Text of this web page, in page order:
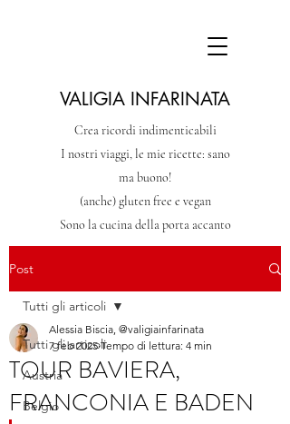
VALIGIA INFARINATA
Crea ricordi indimenticabili
I nostri viaggi, le mie ricette: sano
ma buono!
(anche) gluten free e vegan
Sono la cucina della porta accanto
Post
Tutti gli articoli
Austria
Belgio
Tutti gli articoli
TOUR BAVIERA,
FRANCONIA E BADEN
Alessia Biscia, @valigiainfarinata
7 feb 2025 Tempo di lettura: 4 min